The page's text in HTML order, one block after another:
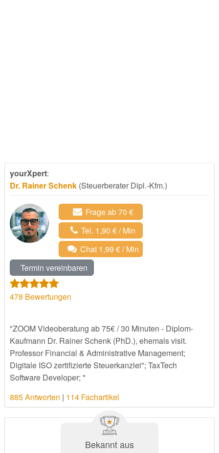
yourXpert:
Dr. Rainer Schenk(Steuerberater Dipl.-Kfm.)
Frage ab 70 €
Tel. 1,90 € / Min
Chat 1,99 € / Min
Termin vereinbaren
478 Bewertungen
"ZOOM Videoberatung ab 75€ / 30 Minuten - Diplom-
Kaufmann Dr. Rainer Schenk (PhD.), ehemals visit.
Professor Financial & Administrative Management;
Digitale ISO zertifizierte Steuerkanzlei"; TaxTech
Software Developer; "
885 Antworten | 114 Fachartikel
Bekannt aus